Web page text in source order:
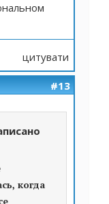
цитувати
#13
когда